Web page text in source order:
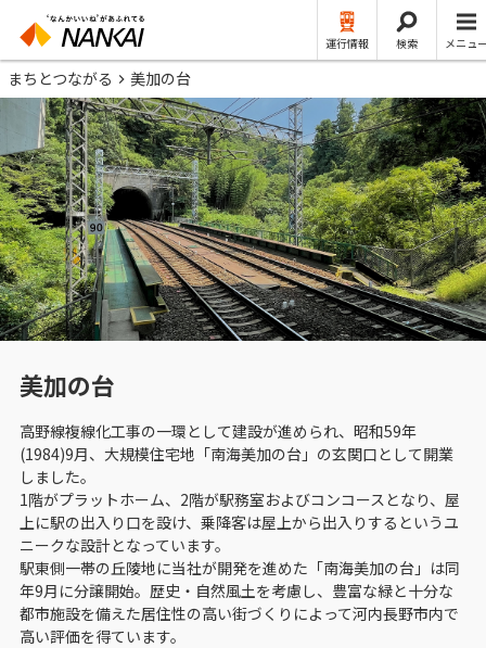
運行情報 検索 メニュ
まちとつながる 美加の台
美加の台
高野線複線化工事の一環として建設が進められ、昭和59年
(1984)9月、大規模住宅地「南海美加の台」の玄関口として開業
しました。
1階がプラットホーム、2階が駅務室およびコンコースとなり、屋
上に駅の出入り口を設け、乗降客は屋上から出入りするというユ
ニークな設計となっています。
駅東側一帯の丘陵地に当社が開発を進めた「南海美加の台」は同
年9月に分譲開始。歴史・自然風土を考慮し、豊富な緑と十分な
都市施設を備えた居住性の高い街づくりによって河内長野市内で
高い評価を得ています。